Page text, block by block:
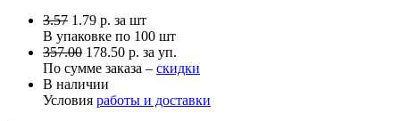
3.57 1.79 р. за шт
В упаковке по 100 шт
357.00 178.50 р. за уп.
По сумме заказа – скидки
В наличии
Условия работы и доставки